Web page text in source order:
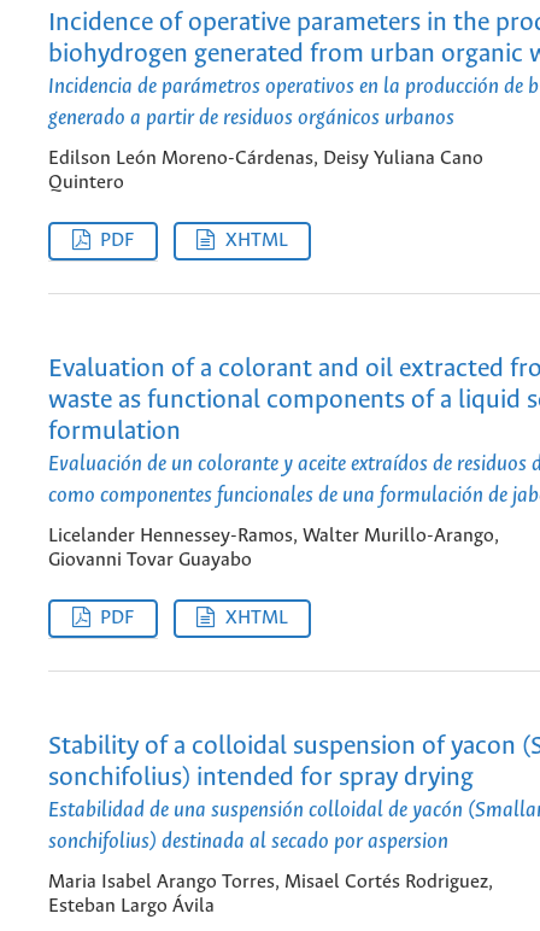
Incidence of operative parameters in the
biohydrogen generated from urban organic
Incidencia de parámetros operativos en la producción de
generado a partir de residuos orgánicos urbanos
Edilson León Moreno-Cárdenas, Deisy Yuliana Cano
Quintero
PDF XHTML
Evaluation of a colorant and oil extracted
waste as functional components of a liquid
formulation
Evaluación de un colorante y aceite extraídos de residuos
como componentes funcionales de una formulación de
Licelander Hennessey-Ramos, Walter Murillo-Arango,
Giovanni Tovar Guayabo
PDF XHTML
Stability of a colloidal suspension of yacon
sonchifolius) intended for spray drying
Estabilidad de una suspensión colloidal de yacón
sonchifolius) destinada al secado por aspersion
Maria Isabel Arango Torres, Misael Cortés Rodriguez,
Esteban Largo Ávila